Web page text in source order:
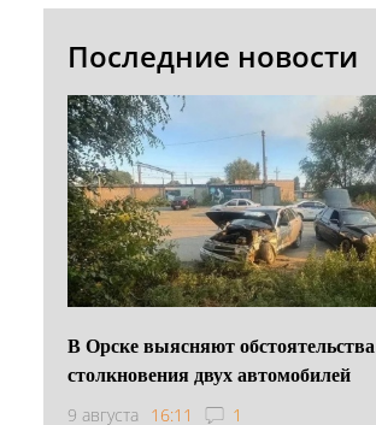
Последние новости
В Орске выясняют обстоятельства
столкновения двух автомобилей
9 августа 16:11 1